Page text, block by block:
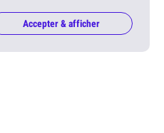
Accepter & afficher